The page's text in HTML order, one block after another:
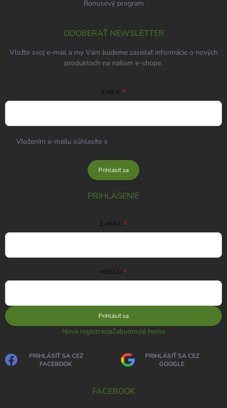
Bonusový program
ODOBERAŤ NEWSLETTER
Vložte svoj e-mail a my Vám budeme zasielať informácie o nových
produktoch na našom e-shope.
EMAIL
Vložením e-mailu súhlasíte s
Prihlásiť sa
PRIHLÁSENIE
E-MAIL
HESLO
Prihlásiť sa
Nová registráciaZabudnuté heslo
PRIHLÁSIŤ SA CEZ
FACEBOOK
PRIHLÁSIŤ SA CEZ
GOOGLE
FACEBOOK